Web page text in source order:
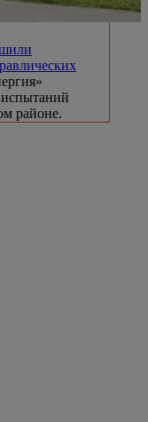
испытаний
районе.